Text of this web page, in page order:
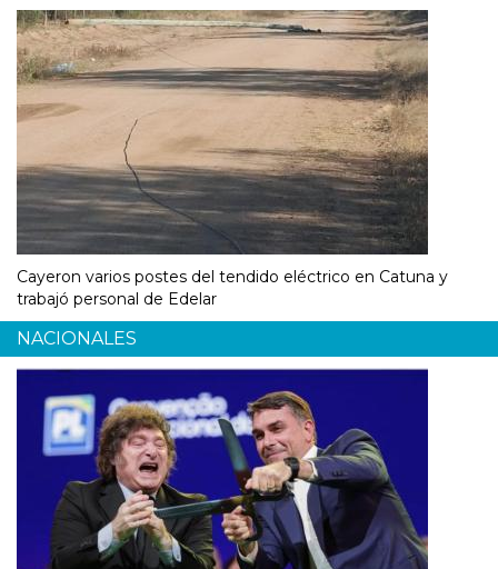
Cayeron varios postes del tendido eléctrico en Catuna y
trabajó personal de Edelar
NACIONALES